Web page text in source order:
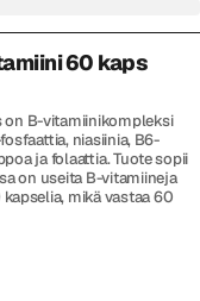
60 kaps
on B-vitamiinikompleksi
niasiinia, B6-
ja folaattia. Tuote sopii
on useita B-vitamiineja
mikä vastaa 60